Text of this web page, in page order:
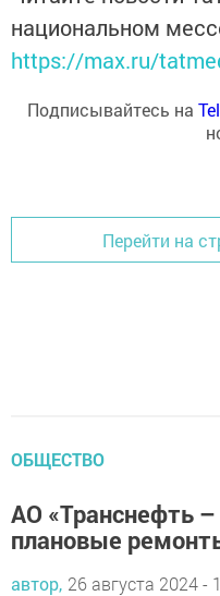
национальном
https://max.ru/
Подписывайтесь на
Перейти на
ОБЩЕСТВО
АО «Транснефть
плановые
автор, 26 августа 2024 -